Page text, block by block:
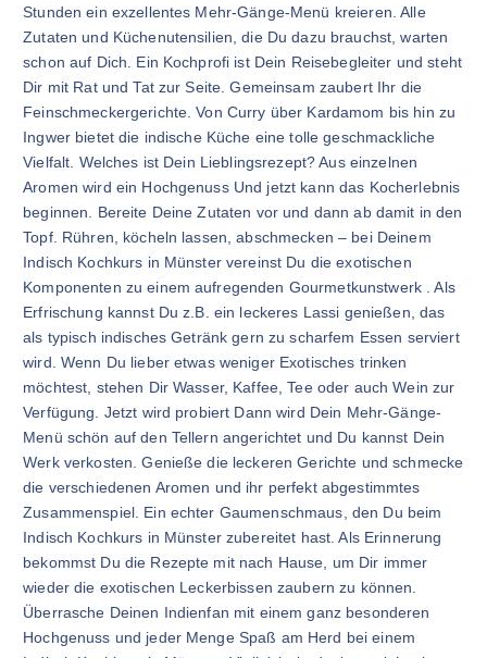
Stunden ein exzellentes Mehr-Gänge-Menü kreieren. Alle
Zutaten und Küchenutensilien, die Du dazu brauchst, warten
schon auf Dich. Ein Kochprofi ist Dein Reisebegleiter und steht
Dir mit Rat und Tat zur Seite. Gemeinsam zaubert Ihr die
Feinschmeckergerichte. Von Curry über Kardamom bis hin zu
Ingwer bietet die indische Küche eine tolle geschmackliche
Vielfalt. Welches ist Dein Lieblingsrezept? Aus einzelnen
Aromen wird ein Hochgenuss Und jetzt kann das Kocherlebnis
beginnen. Bereite Deine Zutaten vor und dann ab damit in den
Topf. Rühren, köcheln lassen, abschmecken – bei Deinem
Indisch Kochkurs in Münster vereinst Du die exotischen
Komponenten zu einem aufregenden Gourmetkunstwerk . Als
Erfrischung kannst Du z.B. ein leckeres Lassi genießen, das
als typisch indisches Getränk gern zu scharfem Essen serviert
wird. Wenn Du lieber etwas weniger Exotisches trinken
möchtest, stehen Dir Wasser, Kaffee, Tee oder auch Wein zur
Verfügung. Jetzt wird probiert Dann wird Dein Mehr-Gänge-
Menü schön auf den Tellern angerichtet und Du kannst Dein
Werk verkosten. Genieße die leckeren Gerichte und schmecke
die verschiedenen Aromen und ihr perfekt abgestimmtes
Zusammenspiel. Ein echter Gaumenschmaus, den Du beim
Indisch Kochkurs in Münster zubereitet hast. Als Erinnerung
bekommst Du die Rezepte mit nach Hause, um Dir immer
wieder die exotischen Leckerbissen zaubern zu können.
Überrasche Deinen Indienfan mit einem ganz besonderen
Hochgenuss und jeder Menge Spaß am Herd bei einem